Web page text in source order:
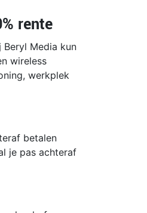
rente
Media kun
wireless
werkplek
betalen
je pas achteraf